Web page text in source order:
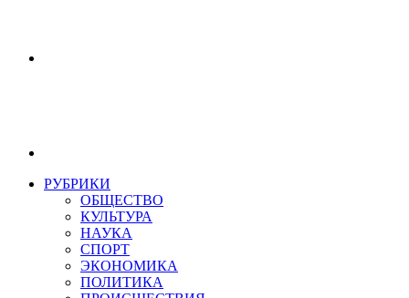
РУБРИКИ
ОБЩЕСТВО
КУЛЬТУРА
НАУКА
СПОРТ
ЭКОНОМИКА
ПОЛИТИКА